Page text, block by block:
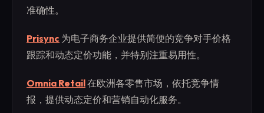
准确性。
Prisync 为电子商务企业提供简便的竞争对手价格
跟踪和动态定价功能，并特别注重易用性。
Omnia Retail在欧洲各零售市场，依托竞争情
报，提供动态定价和营销自动化服务。